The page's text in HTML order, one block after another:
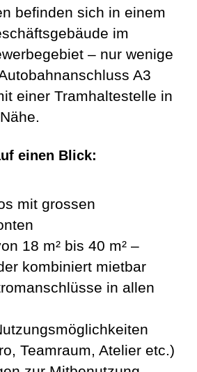
befinden sich in einem
im
– nur wenige
A3
einer Tramhaltestelle in
einen Blick:
mit grossen
18 m² bis 40 m² –
kombiniert mietbar
in allen
Teamraum, Atelier etc.)